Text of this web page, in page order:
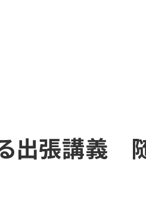
出張講義